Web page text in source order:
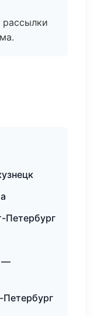
Петербург
—